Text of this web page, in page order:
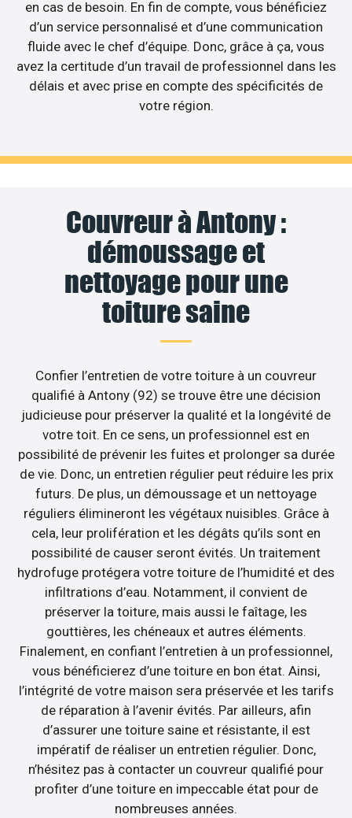
en cas de besoin. En fin de compte, vous bénéficiez
d’un service personnalisé et d’une communication
fluide avec le chef d’équipe. Donc, grâce à ça, vous
avez la certitude d’un travail de professionnel dans les
délais et avec prise en compte des spécificités de
votre région.
Couvreur à Antony :
démoussage et
nettoyage pour une
toiture saine
Confier l’entretien de votre toiture à un couvreur
qualifié à Antony (92) se trouve être une décision
judicieuse pour préserver la qualité et la longévité de
votre toit. En ce sens, un professionnel est en
possibilité de prévenir les fuites et prolonger sa durée
de vie. Donc, un entretien régulier peut réduire les prix
futurs. De plus, un démoussage et un nettoyage
réguliers élimineront les végétaux nuisibles. Grâce à
cela, leur prolifération et les dégâts qu’ils sont en
possibilité de causer seront évités. Un traitement
hydrofuge protégera votre toiture de l’humidité et des
infiltrations d’eau. Notamment, il convient de
préserver la toiture, mais aussi le faîtage, les
gouttières, les chéneaux et autres éléments.
Finalement, en confiant l’entretien à un professionnel,
vous bénéficierez d’une toiture en bon état. Ainsi,
l’intégrité de votre maison sera préservée et les tarifs
de réparation à l’avenir évités. Par ailleurs, afin
d’assurer une toiture saine et résistante, il est
impératif de réaliser un entretien régulier. Donc,
n’hésitez pas à contacter un couvreur qualifié pour
profiter d’une toiture en impeccable état pour de
nombreuses années.